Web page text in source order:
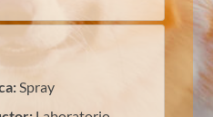
Spray